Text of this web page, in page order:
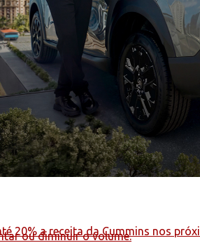
ou diminuir o volume.